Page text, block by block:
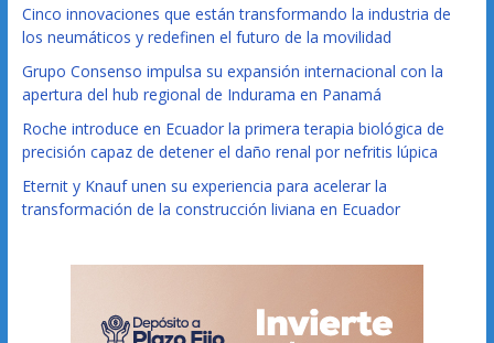
Cinco innovaciones que están transformando la industria de
los neumáticos y redefinen el futuro de la movilidad
Grupo Consenso impulsa su expansión internacional con la
apertura del hub regional de Indurama en Panamá
Roche introduce en Ecuador la primera terapia biológica de
precisión capaz de detener el daño renal por nefritis lúpica
Eternit y Knauf unen su experiencia para acelerar la
transformación de la construcción liviana en Ecuador